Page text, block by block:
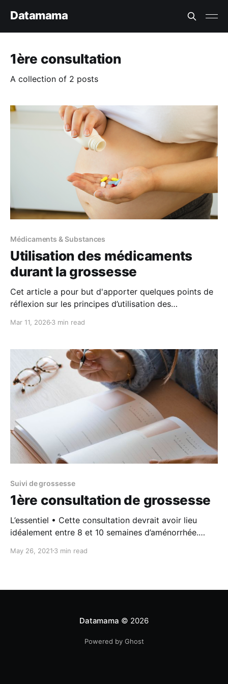
Datamama
1ère consultation
A collection of 2 posts
Médicaments & Substances
Utilisation des médicaments
durant la grossesse
Cet article a pour but d'apporter quelques points de
réflexion sur les principes d’utilisation des
en aucun cas aux conseils d'un professionnel de
présenter des risques pour le fœtus, en particulier
Mar 11, 2026 3 min read
Suivi de grossesse
1ère consultation de grossesse
L’essentiel • Cette consultation devrait avoir lieu
idéalement entre 8 et 10 semaines d’aménorrhée.
vous fournit de l’information quant au déroulement
May 26, 2021 3 min read
Datamama © 2026
Powered by Ghost